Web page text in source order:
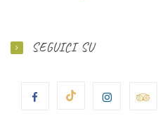
SEGUICI SU